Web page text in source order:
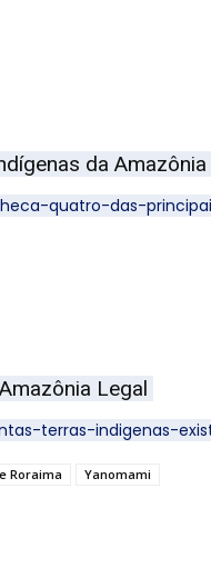
da Amazônia
quatro-das-
Legal
terras-indigenas-
Roraima Yanomami